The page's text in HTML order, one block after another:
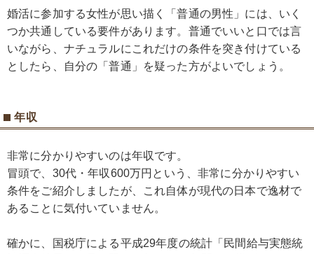
婚活に参加する女性が思い描く「普通の男性」には、いく
つか共通している要件があります。普通でいいと口では言
いながら、ナチュラルにこれだけの条件を突き付けている
としたら、自分の「普通」を疑った方がよいでしょう。
年収
非常に分かりやすいのは年収です。
冒頭で、30代・年収600万円という、非常に分かりやすい
条件をご紹介しましたが、これ自体が現代の日本で逸材で
あることに気付いていません。
確かに、国税庁による平成29年度の統計「民間給与実態統